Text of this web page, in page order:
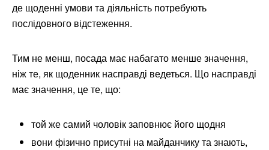
де щоденні умови та діяльність потребують
послідовного відстеження.
Тим не менш, посада має набагато менше значення,
ніж те, як щоденник насправді ведеться. Що насправді
має значення, це те, що:
той же самий чоловік заповнює його щодня
вони фізично присутні на майданчику та знають,